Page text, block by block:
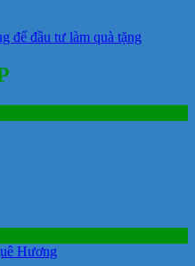
để đầu tư làm quà tặng